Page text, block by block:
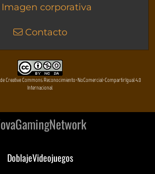
corporativa
Contacto
de Creative Commons Reconocimiento-NoComercial-CompartirIgual 4.0
Internacional
DoblajeVideojuegos